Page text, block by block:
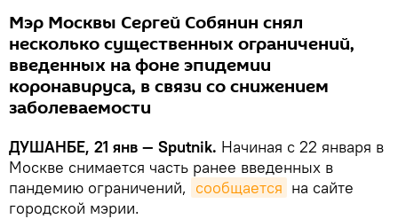
Мэр Москвы Сергей Собянин снял
несколько существенных ограничений,
введенных на фоне эпидемии
коронавируса, в связи со снижением
заболеваемости
ДУШАНБЕ, 21 янв — Sputnik. Начиная с 22 января в
Москве снимается часть ранее введенных в
пандемию ограничений, сообщается на сайте
городской мэрии.